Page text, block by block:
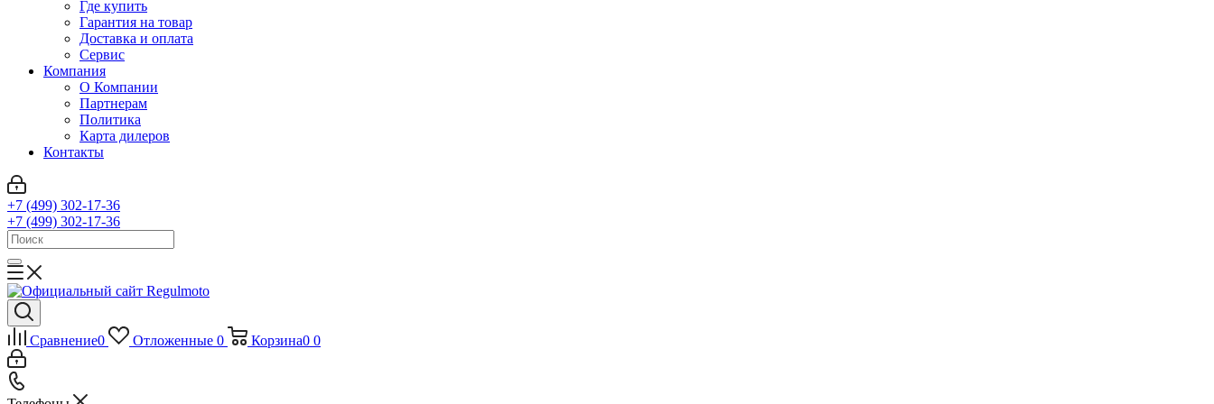
Где купить
Гарантия на товар
Доставка и оплата
Сервис
Компания
О Компании
Партнерам
Политика
Карта дилеров
Контакты
+7 (499) 302-17-36
+7 (499) 302-17-36
Сравнение0 Отложенные 0 Корзина0 0